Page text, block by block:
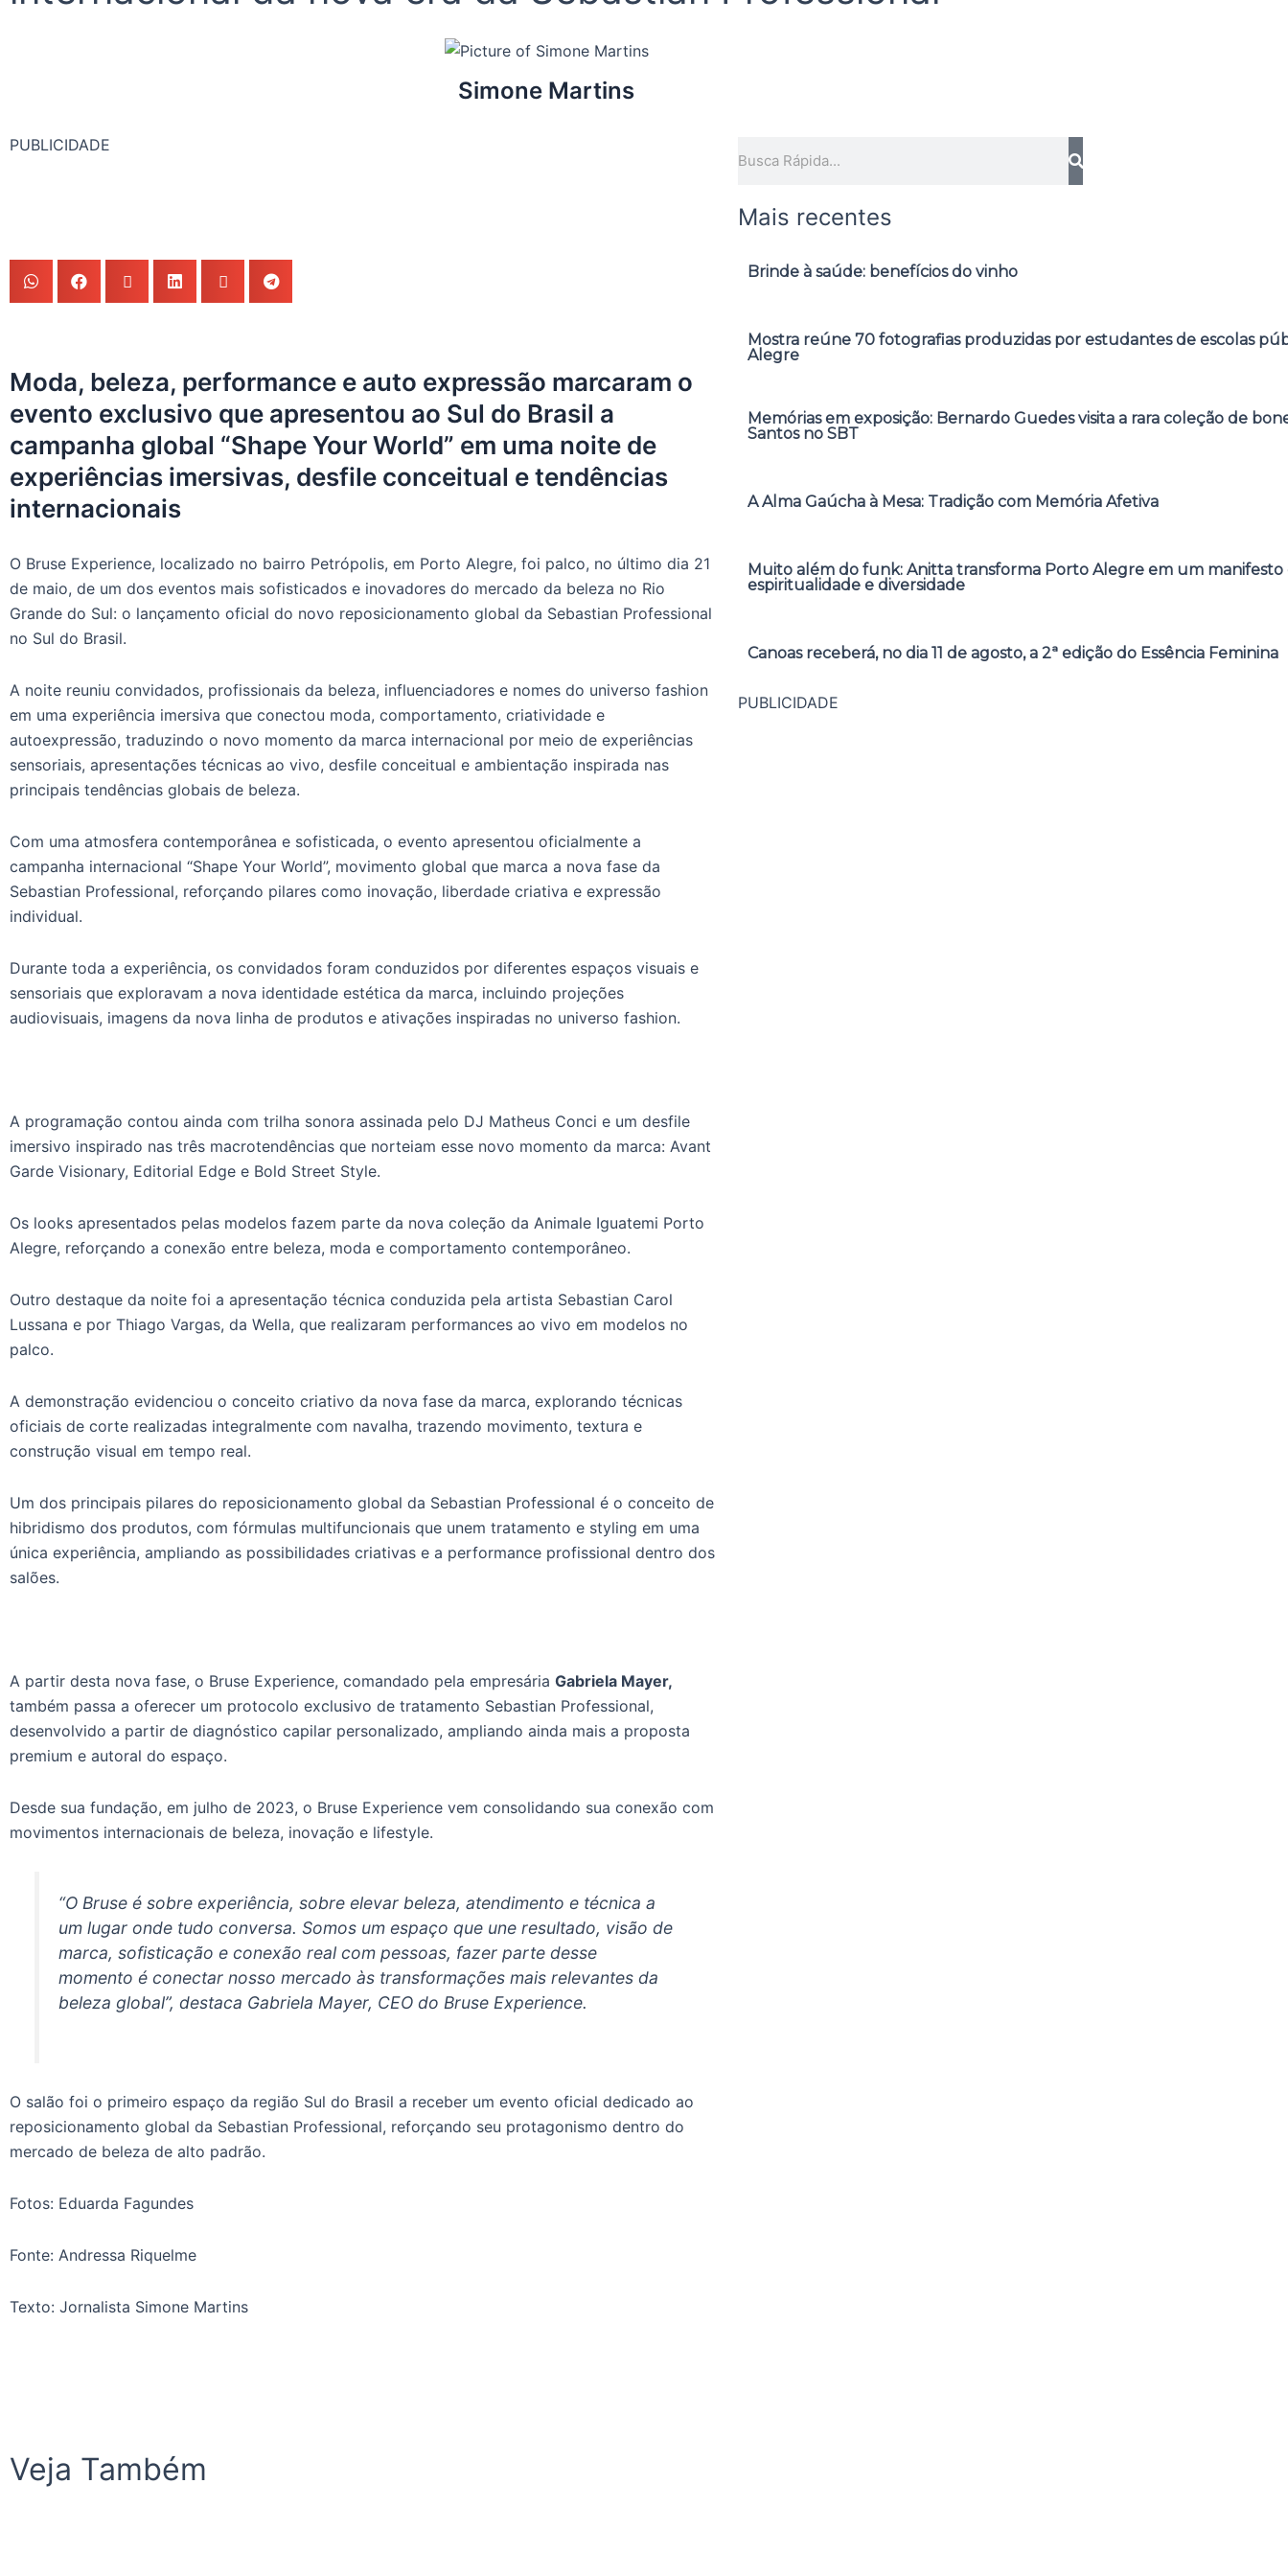
Simone Martins
PUBLICIDADE
Moda, beleza, performance e auto expressão marcaram o
evento exclusivo que apresentou ao Sul do Brasil a
campanha global “Shape Your World” em uma noite de
experiências imersivas, desfile conceitual e tendências
internacionais
O Bruse Experience, localizado no bairro Petrópolis, em Porto Alegre, foi palco, no último dia 21
de maio, de um dos eventos mais sofisticados e inovadores do mercado da beleza no Rio
Grande do Sul: o lançamento oficial do novo reposicionamento global da Sebastian Professional
no Sul do Brasil.
A noite reuniu convidados, profissionais da beleza, influenciadores e nomes do universo fashion
em uma experiência imersiva que conectou moda, comportamento, criatividade e
autoexpressão, traduzindo o novo momento da marca internacional por meio de experiências
sensoriais, apresentações técnicas ao vivo, desfile conceitual e ambientação inspirada nas
principais tendências globais de beleza.
Com uma atmosfera contemporânea e sofisticada, o evento apresentou oficialmente a
campanha internacional “Shape Your World”, movimento global que marca a nova fase da
Sebastian Professional, reforçando pilares como inovação, liberdade criativa e expressão
individual.
Durante toda a experiência, os convidados foram conduzidos por diferentes espaços visuais e
sensoriais que exploravam a nova identidade estética da marca, incluindo projeções
audiovisuais, imagens da nova linha de produtos e ativações inspiradas no universo fashion.
A programação contou ainda com trilha sonora assinada pelo DJ Matheus Conci e um desfile
imersivo inspirado nas três macrotendências que norteiam esse novo momento da marca: Avant
Garde Visionary, Editorial Edge e Bold Street Style.
Os looks apresentados pelas modelos fazem parte da nova coleção da Animale Iguatemi Porto
Alegre, reforçando a conexão entre beleza, moda e comportamento contemporâneo.
Outro destaque da noite foi a apresentação técnica conduzida pela artista Sebastian Carol
Lussana e por Thiago Vargas, da Wella, que realizaram performances ao vivo em modelos no
palco.
A demonstração evidenciou o conceito criativo da nova fase da marca, explorando técnicas
oficiais de corte realizadas integralmente com navalha, trazendo movimento, textura e
construção visual em tempo real.
Um dos principais pilares do reposicionamento global da Sebastian Professional é o conceito de
hibridismo dos produtos, com fórmulas multifuncionais que unem tratamento e styling em uma
única experiência, ampliando as possibilidades criativas e a performance profissional dentro dos
salões.
A partir desta nova fase, o Bruse Experience, comandado pela empresária Gabriela Mayer,
também passa a oferecer um protocolo exclusivo de tratamento Sebastian Professional,
desenvolvido a partir de diagnóstico capilar personalizado, ampliando ainda mais a proposta
premium e autoral do espaço.
Desde sua fundação, em julho de 2023, o Bruse Experience vem consolidando sua conexão com
movimentos internacionais de beleza, inovação e lifestyle.
“O Bruse é sobre experiência, sobre elevar beleza, atendimento e técnica a
um lugar onde tudo conversa. Somos um espaço que une resultado, visão de
marca, sofisticação e conexão real com pessoas, fazer parte desse
momento é conectar nosso mercado às transformações mais relevantes da
beleza global”, destaca Gabriela Mayer, CEO do Bruse Experience.
O salão foi o primeiro espaço da região Sul do Brasil a receber um evento oficial dedicado ao
reposicionamento global da Sebastian Professional, reforçando seu protagonismo dentro do
mercado de beleza de alto padrão.
Fotos: Eduarda Fagundes
Fonte: Andressa Riquelme
Texto: Jornalista Simone Martins
Mais recentes
Brinde à saúde: benefícios do vinho
Mostra reúne 70 fotografias produzidas por estudantes de escolas
Alegre
Memórias em exposição: Bernardo Guedes visita a rara coleção de
Santos no SBT
A Alma Gaúcha à Mesa: Tradição com Memória Afetiva
Muito além do funk: Anitta transforma Porto Alegre em um manifesto
espiritualidade e diversidade
Canoas receberá, no dia 11 de agosto, a 2ª edição do Essência Feminina
PUBLICIDADE
Veja Também